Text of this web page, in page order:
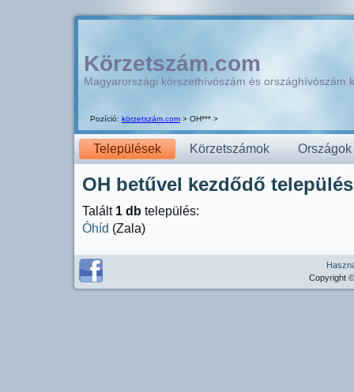
Pozíció: körzetszám.com > OH*** >
Körzetszám.com
Magyarországi körszethívószám és országhívószám
Települések Körzetszámok Országok
OH betűvel kezdődő
Talált 1 db település:
Óhíd (Zala)
Copyright